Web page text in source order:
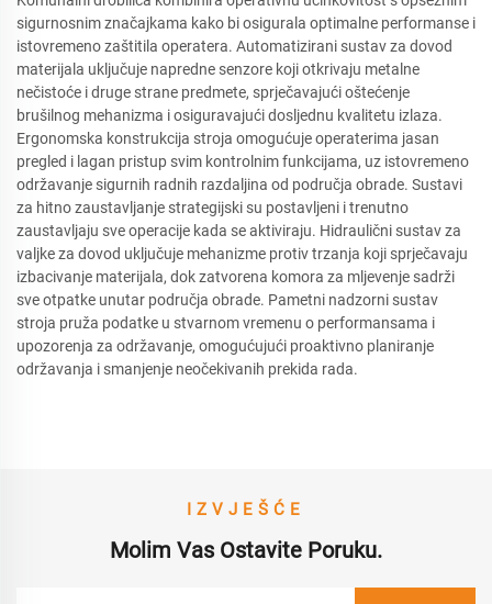
sigurnosnim značajkama kako bi osigurala optimalne performanse i
istovremeno zaštitila operatera. Automatizirani sustav za dovod
materijala uključuje napredne senzore koji otkrivaju metalne
nečistoće i druge strane predmete, sprječavajući oštećenje
brušilnog mehanizma i osiguravajući dosljednu kvalitetu izlaza.
Ergonomska konstrukcija stroja omogućuje operaterima jasan
pregled i lagan pristup svim kontrolnim funkcijama, uz istovremeno
održavanje sigurnih radnih razdaljina od područja obrade. Sustavi
za hitno zaustavljanje strategijski su postavljeni i trenutno
zaustavljaju sve operacije kada se aktiviraju. Hidraulični sustav za
valjke za dovod uključuje mehanizme protiv trzanja koji sprječavaju
izbacivanje materijala, dok zatvorena komora za mljevenje sadrži
sve otpatke unutar područja obrade. Pametni nadzorni sustav
stroja pruža podatke u stvarnom vremenu o performansama i
upozorenja za održavanje, omogućujući proaktivno planiranje
održavanja i smanjenje neočekivanih prekida rada.
IZVJEŠĆE
Molim Vas Ostavite Poruku.